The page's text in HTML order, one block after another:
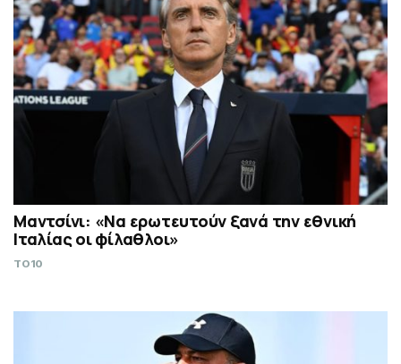
Μαντσίνι: «Να ερωτευτούν ξανά την εθνική
Ιταλίας οι φίλαθλοι»
TO10